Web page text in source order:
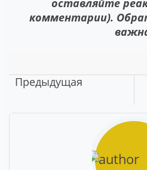
оставляйте
комментарии).
Предыдущая